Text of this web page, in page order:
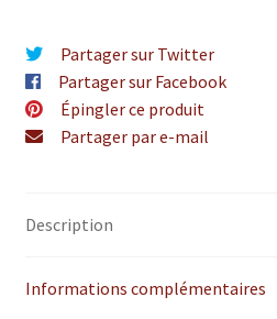
Partager sur Twitter
Partager sur Facebook
Épingler ce produit
Partager par e-mail
Description
Informations complémentaires